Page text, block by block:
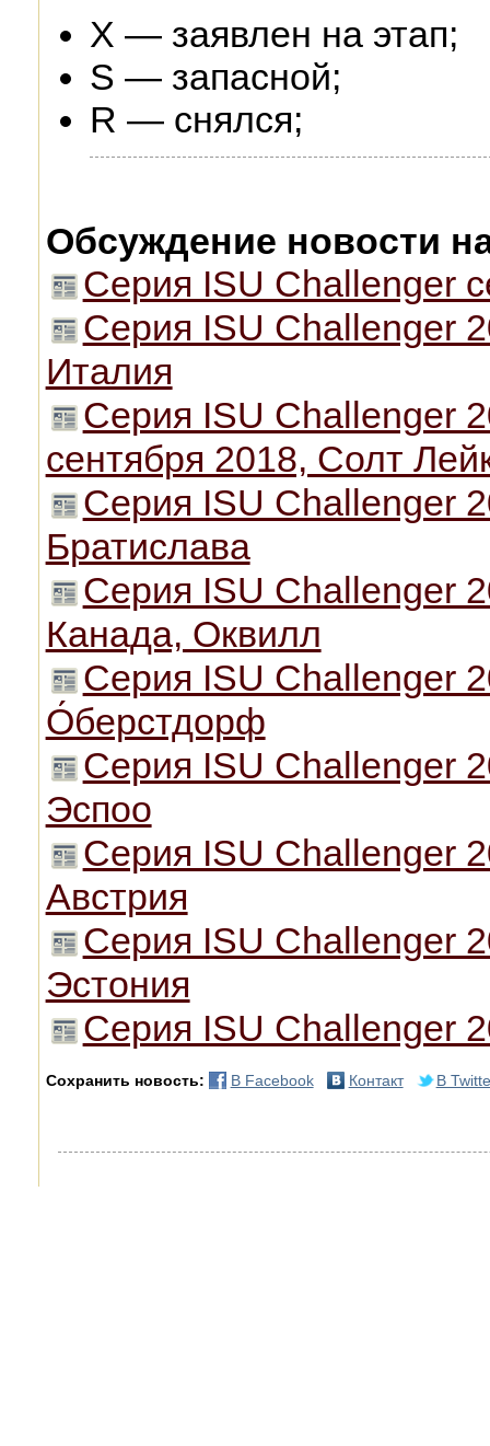
X — заявлен на этап;
S — запасной;
R — снялся;
Обсуждение новости
Серия ISU Challenger
Серия ISU Challenger
Италия
Серия ISU Challenger
сентября 2018, Солт
Серия ISU Challenger
Братислава
Серия ISU Challenger
Канада, Оквилл
Серия ISU Challenger
О́берстдорф
Серия ISU Challenger
Эспоо
Серия ISU Challenger
Австрия
Серия ISU Challenger
Эстония
Серия ISU Challenger
Сохранить новость: В Facebook Контакт В